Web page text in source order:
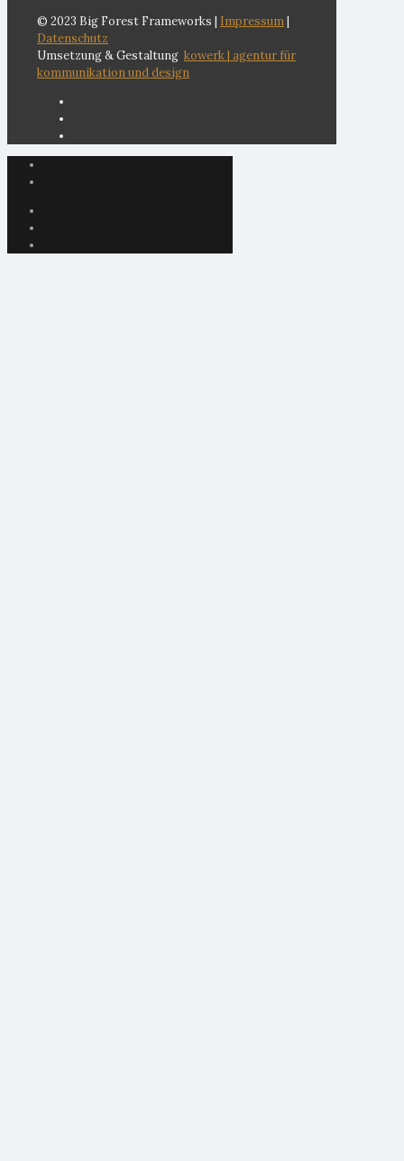
© 2023 Big Forest Frameworks | Impressum|
Datenschutz
Umsetzung & Gestaltung kowerk | agentur für
kommunikation und design